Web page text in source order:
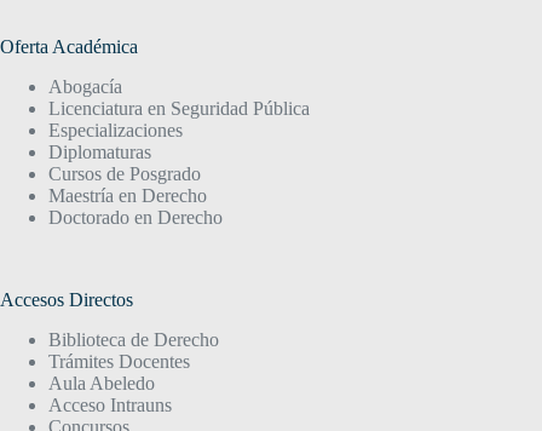
Oferta Académica
Abogacía
Licenciatura en Seguridad Pública
Especializaciones
Diplomaturas
Cursos de Posgrado
Maestría en Derecho
Doctorado en Derecho
Accesos Directos
Biblioteca de Derecho
Trámites Docentes
Aula Abeledo
Acceso Intrauns
Concursos